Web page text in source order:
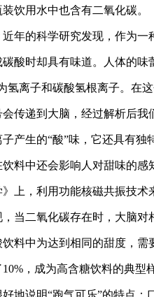
饮用水中也含有二氧化碳。
年的科学研究发现，作为一
酸时却具有味道。人体的味
氢离子和碳酸氢根离子。在
传递到大脑，经过解析后我
产生的“酸”味，它还具有独
料中还会影响人对甜味的感
上，利用功能核磁共振技术
当二氧化碳存在时，大脑对
料中为达到相同的甜度，需
，成为高含糖饮料的典型